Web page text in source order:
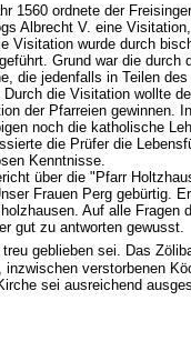
1560 ordnete der
Albrecht V. eine
Visitation wurde durch
Grund war die durch
die jedenfalls in Teilen
Durch die Visitation wollte
der Pfarreien gewinnen.
noch die katholische
die Prüfer die
Kenntnisse.
über die "Pfarr
Frauen Perg gebürtig.
Auf alle Fragen
gut zu antworten gewusst.
geblieben sei. Das
verstorbenen
sei ausreichend